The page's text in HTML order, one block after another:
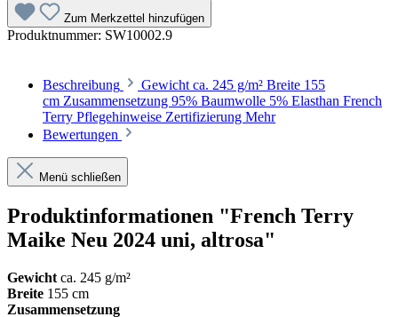
Zum Merkzettel hinzufügen
Produktnummer: SW10002.9
Beschreibung
Gewicht ca. 245 g/m² Breite 155
cm Zusammensetzung 95% Baumwolle 5% Elasthan French
Terry Pflegehinweise Zertifizierung Mehr
Bewertungen
Menü schließen
Produktinformationen "French Terry
Maike Neu 2024 uni, altrosa"
Gewicht ca. 245 g/m²
Breite 155 cm
Zusammensetzung